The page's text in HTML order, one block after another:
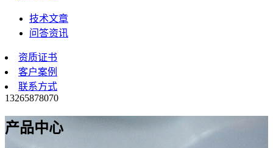
技术文章
问答资讯
资质证书
客户案例
联系方式
13265878070
产品中心